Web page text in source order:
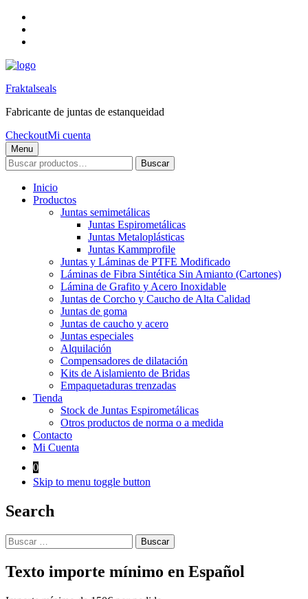
content
footer
Fraktalseals
Fabricante de juntas de estanqueidad
CheckoutMi cuenta
Menu
Buscar
por:
Buscar
Inicio
Productos
Juntas semimetálicas
Juntas Espirometálicas
Juntas Metaloplásticas
Juntas Kammprofile
Juntas y Láminas de PTFE Modificado
Láminas de Fibra Sintética Sin Amianto (Cartones)
Lámina de Grafito y Acero Inoxidable
Juntas de Corcho y Caucho de Alta Calidad
Juntas de goma
Juntas de caucho y acero
Juntas especiales
Alquilación
Compensadores de dilatación
Kits de Aislamiento de Bridas
Empaquetaduras trenzadas
Tienda
Stock de Juntas Espirometálicas
Otros productos de norma o a medida
Contacto
Mi Cuenta
0
Skip to menu toggle button
Search
Buscar:
Texto importe mínimo en Español